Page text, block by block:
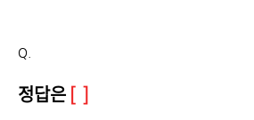
Q.
정답은 [ ]